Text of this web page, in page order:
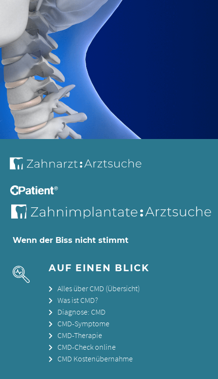
Wenn der Biss nicht stimmt
AUF EINEN BLICK
Alles über CMD (Übersicht)
Was ist CMD?
Diagnose: CMD
CMD-Symptome
CMD-Therapie
CMD-Check online
CMD Kostenübernahme